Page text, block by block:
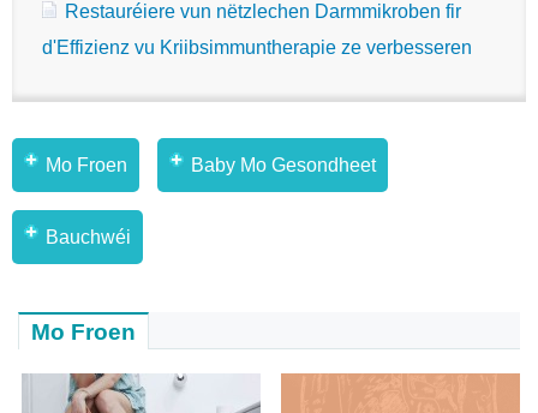
Restauréiere vun nëtzlechen Darmmikroben fir
d'Effizienz vu Kriibsimmuntherapie ze verbesseren
Mo Froen Baby Mo Gesondheet
Bauchwéi
Mo Froen